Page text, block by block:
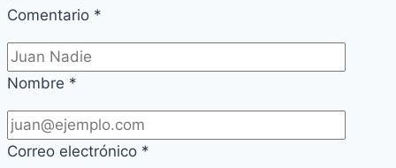
Comentario *
Nombre *
Correo electrónico *